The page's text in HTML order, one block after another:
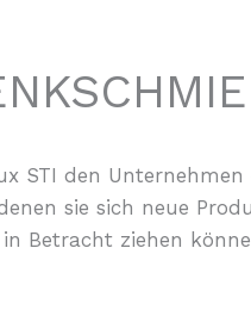
STI den Unternehmen
sie sich neue
Betracht ziehen